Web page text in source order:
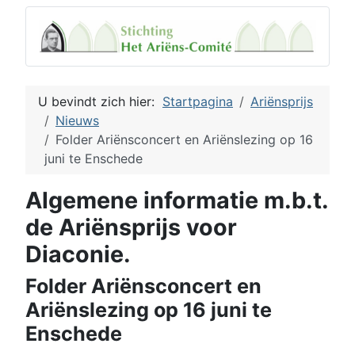
U bevindt zich hier: Startpagina
Ariënsprijs
Nieuws
Folder Ariënsconcert en Ariënslezing op 16
juni te Enschede
Algemene informatie m.b.t.
de Ariënsprijs voor
Diaconie.
Folder Ariënsconcert en
Ariënslezing op 16 juni te
Enschede